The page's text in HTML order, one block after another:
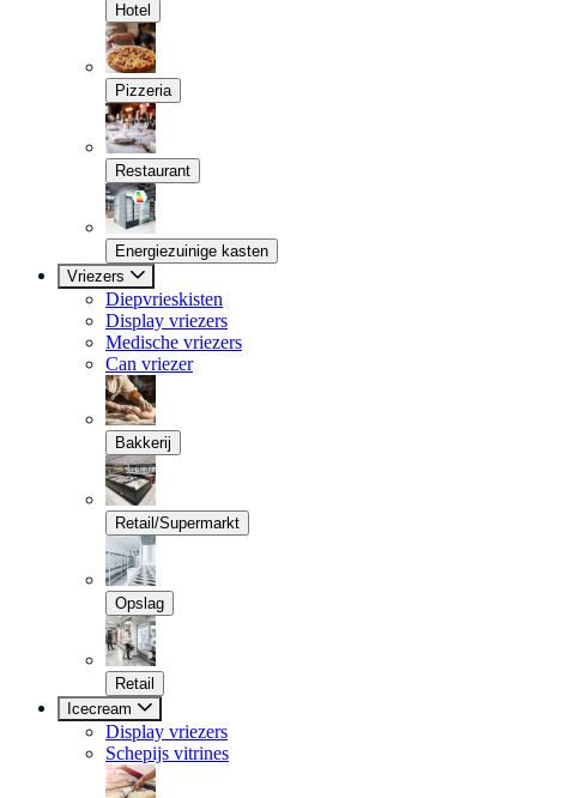
Hotel
Pizzeria
Restaurant
Energiezuinige kasten
Vriezers
Diepvrieskisten
Display vriezers
Medische vriezers
Can vriezer
Bakkerij
Retail/Supermarkt
Opslag
Retail
Icecream
Display vriezers
Schepijs vitrines